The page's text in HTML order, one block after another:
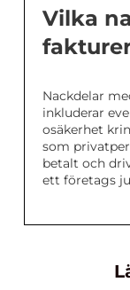
Vilka
Nackdelar
inkluderar
osäkerhet
som
betalt och
ett företags